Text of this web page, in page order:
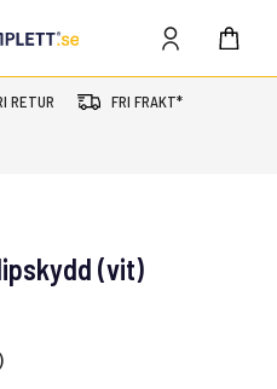
RETUR FRI FRAKT*
(vit)